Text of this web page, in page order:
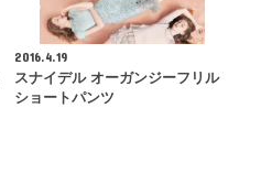
2016.4.19
スナイデル オーガンジーフリル
ショートパンツ